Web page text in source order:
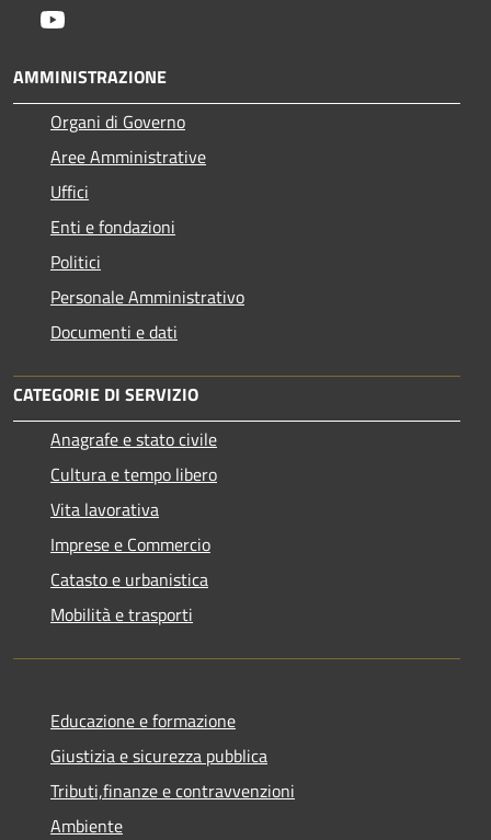
AMMINISTRAZIONE
Organi di Governo
Aree Amministrative
Uffici
Enti e fondazioni
Politici
Personale Amministrativo
Documenti e dati
CATEGORIE DI SERVIZIO
Anagrafe e stato civile
Cultura e tempo libero
Vita lavorativa
Imprese e Commercio
Catasto e urbanistica
Mobilità e trasporti
Educazione e formazione
Giustizia e sicurezza pubblica
Tributi,finanze e contravvenzioni
Ambiente